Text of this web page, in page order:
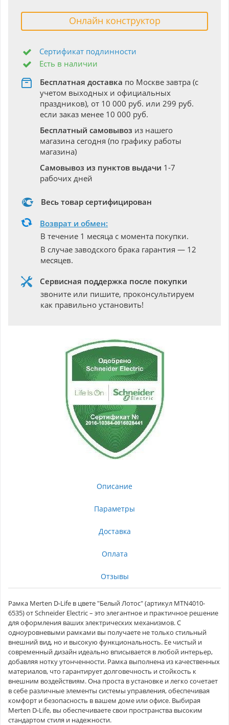
Онлайн конструктор
Сертификат подлинности
Есть в наличии
Бесплатная доставка по Москве завтра (с
учетом выходных и официальных
праздников), от 10 000 руб. или 299 руб.
если заказ менее 10 000 руб.
Бесплатный самовывоз из нашего
магазина сегодня (по графику работы
магазина)
Самовывоз из пунктов выдачи 1-7
рабочих дней
Весь товар сертифицирован
Возврат и обмен:
В течение 1 месяца с момента покупки.
В случае заводского брака гарантия — 12
месяцев.
Сервисная поддержка после покупки
звоните или пишите, проконсультируем
как правильно установить!
Описание
Параметры
Доставка
Оплата
Отзывы
Рамка Merten D-Life в цвете "Белый Лотос" (артикул MTN4010-
6535) от Schneider Electric – это элегантное и практичное решение
для оформления ваших электрических механизмов. С
одноуровневыми рамками вы получаете не только стильный
внешний вид, но и высокую функциональность. Ее чистый и
современный дизайн идеально вписывается в любой интерьер,
добавляя нотку утонченности. Рамка выполнена из качественных
материалов, что гарантирует долговечность и стойкость к
внешним воздействиям. Она проста в установке и легко сочетает
в себе различные элементы системы управления, обеспечивая
комфорт и безопасность в вашем доме или офисе. Выбирая
Merten D-Life, вы обеспечиваете свои пространства высоким
стандартом стиля и надежности.